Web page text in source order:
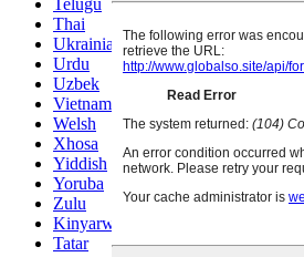
Thai
Ukrainian
Urdu
Uzbek
Vietnamese
Welsh
Xhosa
Yiddish
Yoruba
Zulu
Kinyarwanda
Tatar